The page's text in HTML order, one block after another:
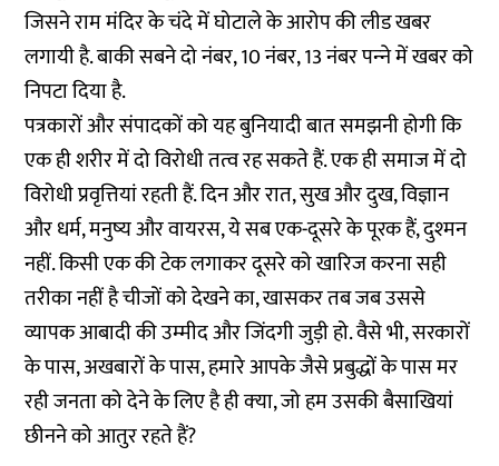
जिसने राम मंदिर के चंदे में घोटाले के आरोप की लीड खबर
लगायी है. बाकी सबने दो नंबर, 10 नंबर, 13 नंबर पन्‍ने में खबर को
निपटा दिया है.
पत्रकारों और संपादकों को यह बुनियादी बात समझनी होगी कि
एक ही शरीर में दो विरोधी तत्‍व रह सकते हैं. एक ही समाज में दो
विरोधी प्रवृत्तियां रहती हैं. दिन और रात, सुख और दुख, विज्ञान
और धर्म, मनुष्‍य और वायरस, ये सब एक-दूसरे के पूरक हैं, दुश्‍मन
नहीं. किसी एक की टेक लगाकर दूसरे को खारिज करना सही
तरीका नहीं है चीजों को देखने का, खासकर तब जब उससे
व्‍यापक आबादी की उम्‍मीद और जिंदगी जुड़ी हो. वैसे भी, सरकारों
के पास, अखबारों के पास, हमारे आपके जैसे प्रबुद्धों के पास मर
रही जनता को देने के लिए है ही क्‍या, जो हम उसकी बैसाखियां
छीनने को आतुर रहते हैं?